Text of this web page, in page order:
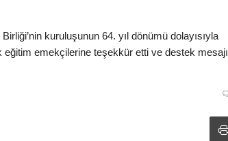
kuruluşunun 64. yıl dönümü dolayısıyla
emekçilerine teşekkür etti ve destek mesajı